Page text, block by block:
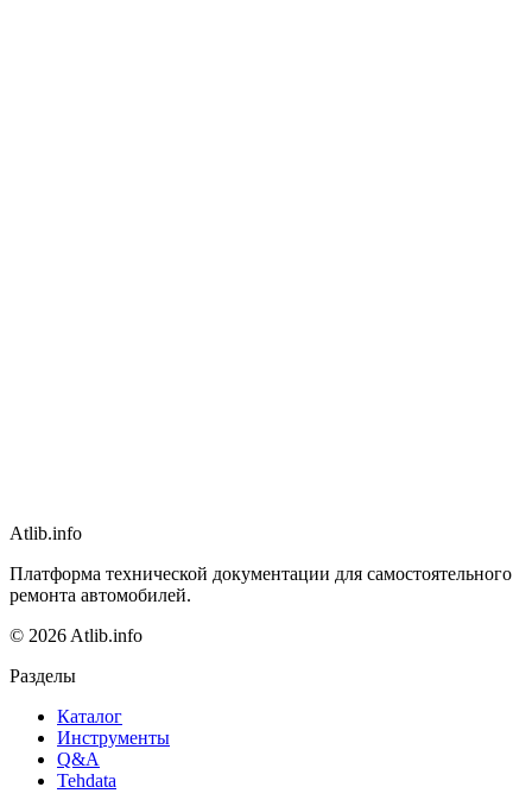
Atlib.info
Платформа технической документации для самостоятельного
ремонта автомобилей.
© 2026 Atlib.info
Разделы
Каталог
Инструменты
Q&A
Tehdata